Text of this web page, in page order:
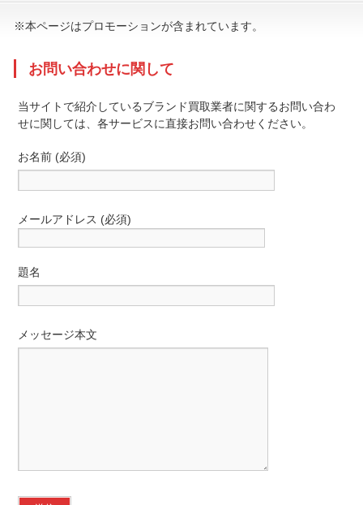
お問い合わせに関して
当サイトで紹介しているブランド買取業者に関するお問い合わ
せに関しては、各サービスに直接お問い合わせください。
お名前 (必須)
メールアドレス (必須)
題名
メッセージ本文